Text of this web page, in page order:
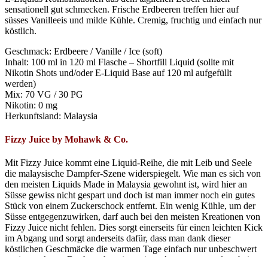
sensationell gut schmecken. Frische Erdbeeren treffen hier auf
süsses Vanilleeis und milde Kühle. Cremig, fruchtig und einfach nur
köstlich.
Geschmack: Erdbeere / Vanille / Ice (soft)
Inhalt: 100 ml in 120 ml Flasche – Shortfill Liquid (sollte mit
Nikotin Shots und/oder E-Liquid Base auf 120 ml aufgefüllt
werden)
Mix: 70 VG / 30 PG
Nikotin: 0 mg
Herkunftsland: Malaysia
Fizzy Juice by Mohawk & Co.
MitFizzy Juice kommt eine Liquid-Reihe, die mit Leib und Seele
die malaysische Dampfer-Szene widerspiegelt. Wie man es sich von
den meisten Liquids Made in Malaysia gewohnt ist, wird hier an
Süsse gewiss nicht gespart und doch ist man immer noch ein gutes
Stück von einem Zuckerschock entfernt. Ein wenig Kühle, um der
Süsse entgegenzuwirken, darf auch bei den meisten Kreationen von
Fizzy Juice nicht fehlen. Dies sorgt einerseits für einen leichten Kick
im Abgang und sorgt anderseits dafür, dass man dank dieser
köstlichen Geschmäcke die warmen Tage einfach nur unbeschwert